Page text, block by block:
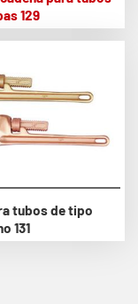
129
tubos de tipo
131